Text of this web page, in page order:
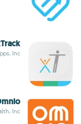
Inc
Inc.